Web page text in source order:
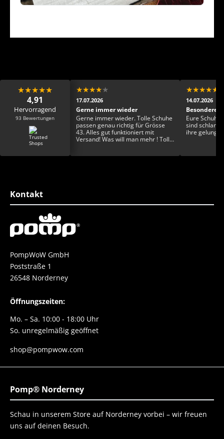
★★★★★
4,91
Hervorragend
93 Bewertungen
ist der optimale
ist der optimale
Füße mit
ist auch super. Ganz
die
★★★★★
17.07.2026
Gerne immer wieder
Gerne immer wieder. Tolle Schuhe
passen genau richtig für Grösse
43. Alles gut funktioniert mit
Versand! Was will man mehr ! Tolle
★★★★★
14.07.2026
Besondere
Eure Schuhe
sind schlank
ihre
Kontakt
PompWoW GmbH
Poststraße 1
26548 Norderney
Öffnungszeiten:
Mo. – Sa. 10:00 - 18:00 Uhr
So. unregelmäßig geöffnet
shop@pompwow.com
Pomp® Norderney
Schau in unserem Store auf Norderney vorbei – wir freuen
uns auf deinen Besuch.